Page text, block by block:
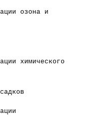
озона и
химического